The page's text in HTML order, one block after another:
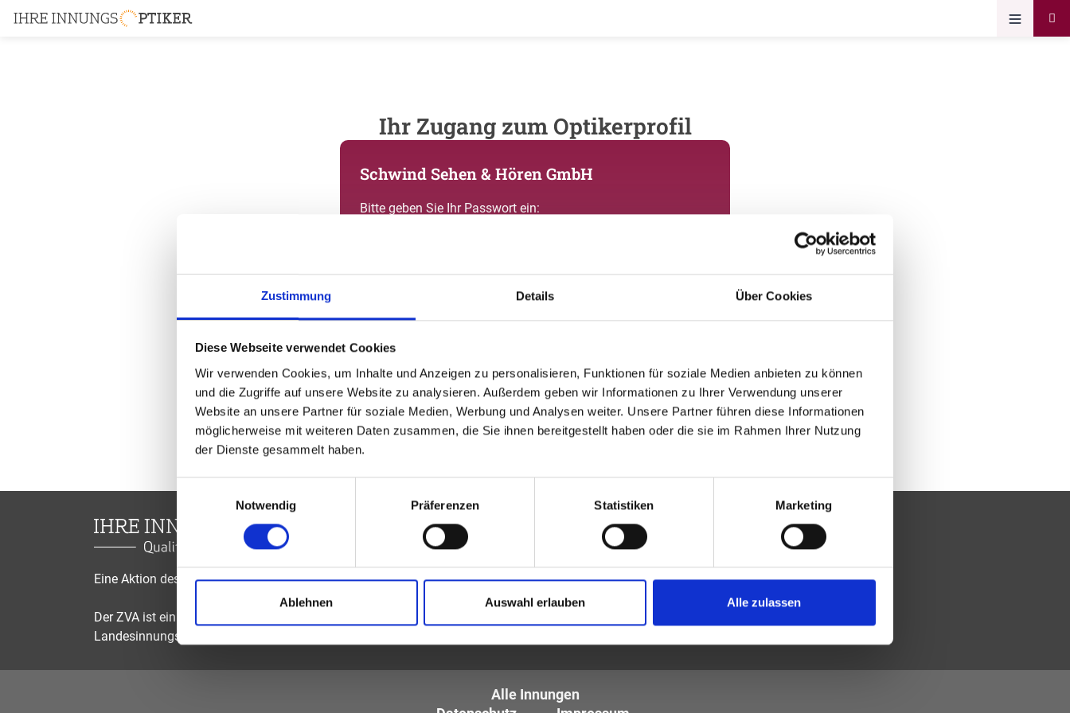
Zustimmung Details Über Cookies
Diese Webseite verwendet Cookies
Wir verwenden Cookies, um Inhalte und Anzeigen zu personalisieren, Funktionen für soziale Medien anbieten zu können
und die Zugriffe auf unsere Website zu analysieren. Außerdem geben wir Informationen zu Ihrer Verwendung unserer
Website an unsere Partner für soziale Medien, Werbung und Analysen weiter. Unsere Partner führen diese Informationen
möglicherweise mit weiteren Daten zusammen, die Sie ihnen bereitgestellt haben oder die sie im Rahmen Ihrer Nutzung
der Dienste gesammelt haben.
Notwendig
Präferenzen Statistiken Marketing
Ablehnen Auswahl erlauben Alle zulassen
Ihr Zugang zum Optikerprofil
Schwind Sehen & Hören GmbH
Bitte geben Sie Ihr Passwort ein:
Sie sind nicht Schwind Sehen & Hören GmbH? Zur allgemeinen
Eine Aktion des Zentralverbandes der Augenoptiker und Optometristen (ZVA)
Der ZVA ist ein Bundesinnungsverband, seine Mitglieder sind die
Landesinnungsverbände und Landesinnungen des Augenoptikerhandwerks.
Alle Innungen